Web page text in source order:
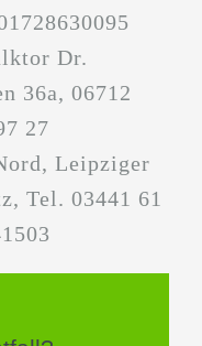
Dr.
36a, 06712
27
Leipziger
Tel. 03441 61